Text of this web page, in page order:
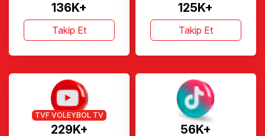
136K+
Takip Et
125K+
Takip Et
229K+
TVF VOLEYBOL TV
56K+